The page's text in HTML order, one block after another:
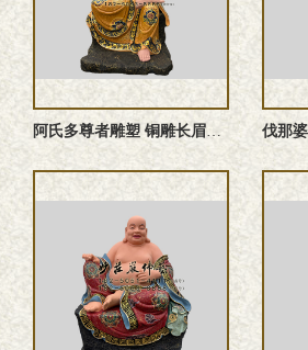
阿氏多尊者雕塑 铜雕长眉罗汉佛像